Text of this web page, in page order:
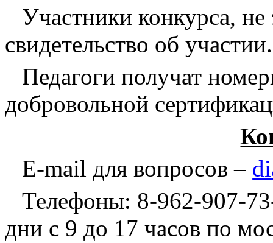
Участники конкурса,
свидетельство об участии.
Педагоги получат
добровольной
E-mail для вопросов –
Телефоны: 8-962-907-
дни с 9 до 17 часов по